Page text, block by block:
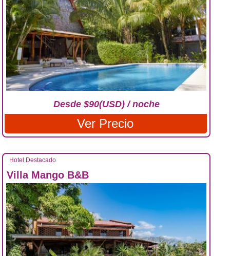
Desde $90(USD) / noche
Ver Precio
Hotel Destacado
Villa Mango B&B